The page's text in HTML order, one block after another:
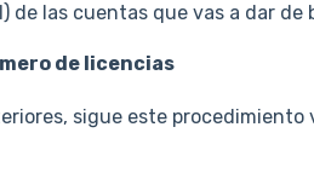
de las cuentas que vas a dar de
de licencias
sigue este procedimiento